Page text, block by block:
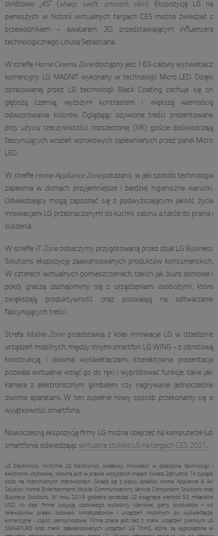
skrótowo „4S” (sharp, swift, smooth, slim). Ekspozycję LG na
pierwszych w historii wirtualnych targach CES można zwiedzać z
przewodnikiem – awatarem 3D przedstawiającym influencera
technologicznego Linusa Sebastiana.
W strefie Home Cinema Zonedostępny jest 163-calowy wyświetlacz
komercyjny LG MAGNIT wykonany w technologii Micro LED. Dzięki
opracowanej przez LG technologii Black Coating cechuje się on
głębszą czernią, wyższym kontrastem i większą wiernością
odwzorowania kolorów. Oglądając ożywione treści prezentowane
przy użyciu rzeczywistości rozszerzonej (XR), goście doświadczają
fascynujących wrażeń wzrokowych zapewnianych przez panel Micro
LED.
W strefie Home Appliance Zonepokazano, w jaki sposób technologia
zapewnia w domach przyjemniejsze i bardziej higieniczne warunki.
Odwiedzający mogą zapoznać się z podwyższającymi jakość życia
innowacjami LG przeznaczonymi do kuchni, salonu, a także do prania i
suszenia.
W strefie IT Zonezobaczymy przygotowaną przez dział LG Business
Solutions ekspozycję zaawansowanych produktów konsumenckich.
W czterech wirtualnych pomieszczeniach, takich jak biuro domowe i
pokój gracza, zaznajomimy się z urządzeniami osobistymi, które
zwiększają produktywność oraz pozwalają na odtwarzanie
fascynujących treści.
Strefa Mobile Zoneprzedstawia z kolei innowacje LG w dziedzinie
urządzeń mobilnych, między innymi smartfon LG WING – z obrotową
konstrukcją i dwoma wyświetlaczami. Interaktywna prezentacja
pozwala wirtualnie wziąć go do ręki i wypróbować funkcje, takie jak:
kamera z elektronicznym gimbalem czy nagrywanie jednocześnie
dwoma aparatami. W ten zupełnie nowy sposób przekonamy się o
wyjątkowości smartfona.
Nowoczesną ekspozycję firmy LG można obejrzeć na komputerze lub
smartfonie, odwiedzając wirtualne stoisko LG na targach CES 2021 .
LG Electronics, Inc.Firma LG Electronics, światowy innowator w dziedzinie technologii i
elektroniki użytkowej, obecna jest w prawie wszystkich krajach świata. Zatrudnia 74 tysiące
osób na różnorodnych stanowiskach. Składa się z pięciu działów: Home Appliance & Air
Solution, Home Entertainment, Mobile Communications, Vehicle Component Solutions oraz
Business Solutions. W roku 2019 globalna sprzedaż LG osiągnęła wartość 53 miliardów
USD, co daje firmie pozycję czołowego wytwórcy szerokiej gamy produktów – od
telewizorów, pralek, lodówek, klimatyzatorów i urządzeń mobilnych, po wyświetlacze
komercyjne i części samochodowe. Firma znana jest też z marki urządzeń premium LG
SIGNATURE oraz marki zaawansowanych urządzeń LG ThinQ, które są wyposażone w